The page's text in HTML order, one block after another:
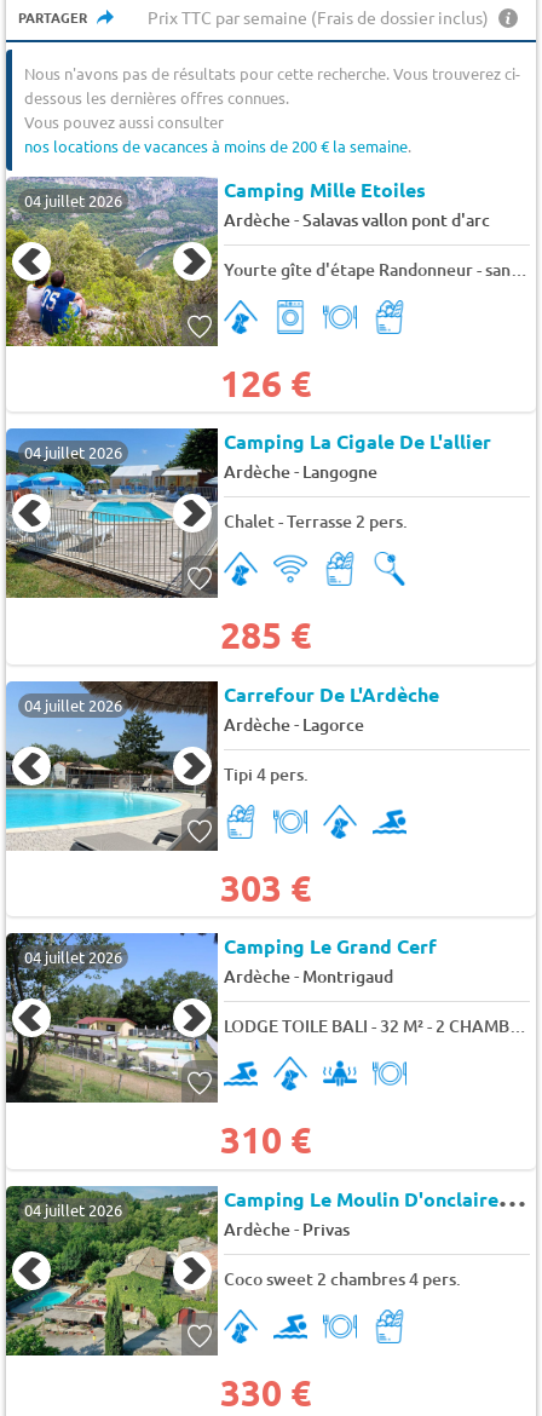
PARTAGER Prix TTC par semaine (Frais de dossier inclus)
Nous n'avons pas de résultats pour cette recherche. Vous trouverez ci-
dessous les dernières offres connues.
Vous pouvez aussi consulter
nos locations de vacances à moins de 200 € la semaine.
04 juillet 2026 Camping Mille Etoiles
Ardèche-Salavas vallon pont d'arc
126 €
04 juillet 2026 Camping La Cigale De L'allier
Ardèche- Langogne
Chalet - Terrasse 2 pers.
285 €
04 juillet 2026 Carrefour De L'Ardèche
Ardèche- Lagorce
Tipi 4 pers.
303 €
04 juillet 2026 Camping Le Grand Cerf
Ardèche- Montrigaud
LODGE TOILE BALI - 32 M² - 2 CHAMBRES sans sanitaire 5 pers.
310 €
04 juillet 2026 C
amping Le Moulin D'onclaire (Coux à 1 km)
Ardèche- Privas
Coco sweet 2 chambres 4 pers.
330 €